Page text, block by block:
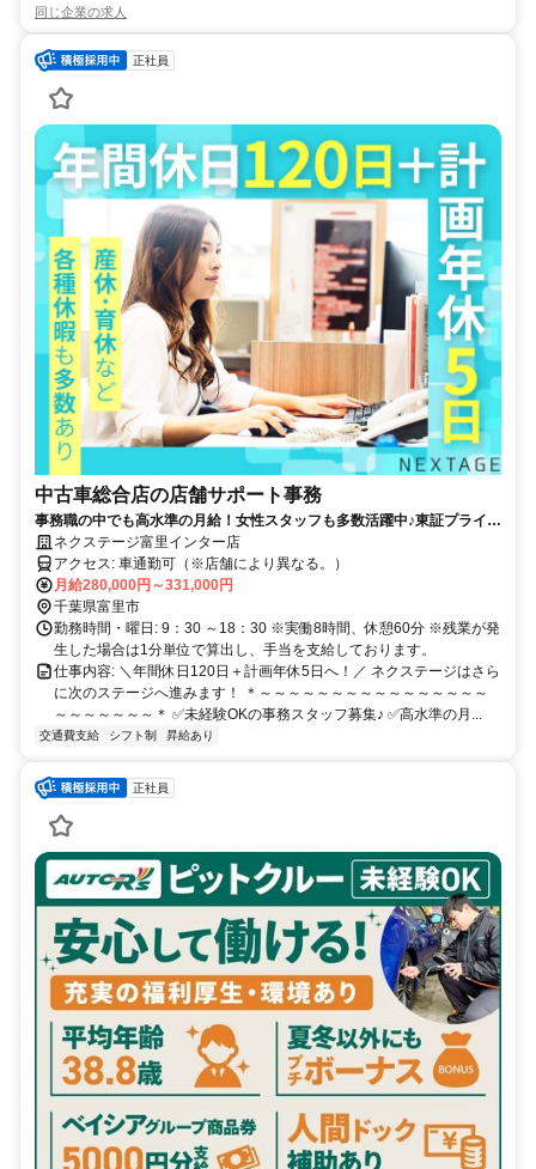
同じ企業の求人
正社員
中古車総合店の店舗サポート事務
事務職の中でも高水準の月給！女性スタッフも多数活躍中♪東証プライム
上場ならではの充実した福利厚生も魅力◎
ネクステージ富里インター店
アクセス: 車通勤可（※店舗により異なる。）
月給280,000円～331,000円
千葉県富里市
勤務時間・曜日: 9：30 ～18：30 ※実働8時間、休憩60分 ※残業が発
生した場合は1分単位で算出し、手当を支給しております。
仕事内容: ＼年間休日120日＋計画年休5日へ！／ ネクステージはさら
に次のステージへ進みます！ ＊～～～～～～～～～～～～～～～～
～～～～～～～＊ ✅未経験OKの事務スタッフ募集♪ ✅高水準の月...
交通費支給 シフト制 昇給あり
正社員